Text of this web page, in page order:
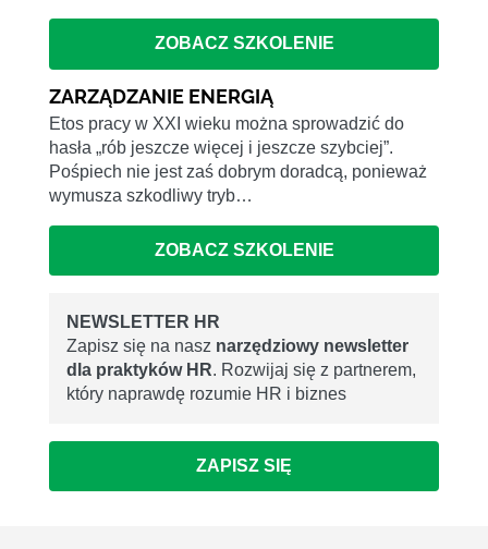
ZOBACZ SZKOLENIE
ZARZĄDZANIE ENERGIĄ
Etos pracy w XXI wieku można sprowadzić do
hasła „rób jeszcze więcej i jeszcze szybciej”.
Pośpiech nie jest zaś dobrym doradcą, ponieważ
wymusza szkodliwy tryb…
ZOBACZ SZKOLENIE
NEWSLETTER HR
Zapisz się na nasz narzędziowy newsletter
dla praktyków HR. Rozwijaj się z partnerem,
który naprawdę rozumie HR i biznes
ZAPISZ SIĘ